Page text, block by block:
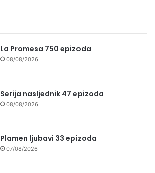
La Promesa 750 epizoda
08/08/2026
Serija nasljednik 47 epizoda
08/08/2026
Plamen ljubavi 33 epizoda
07/08/2026